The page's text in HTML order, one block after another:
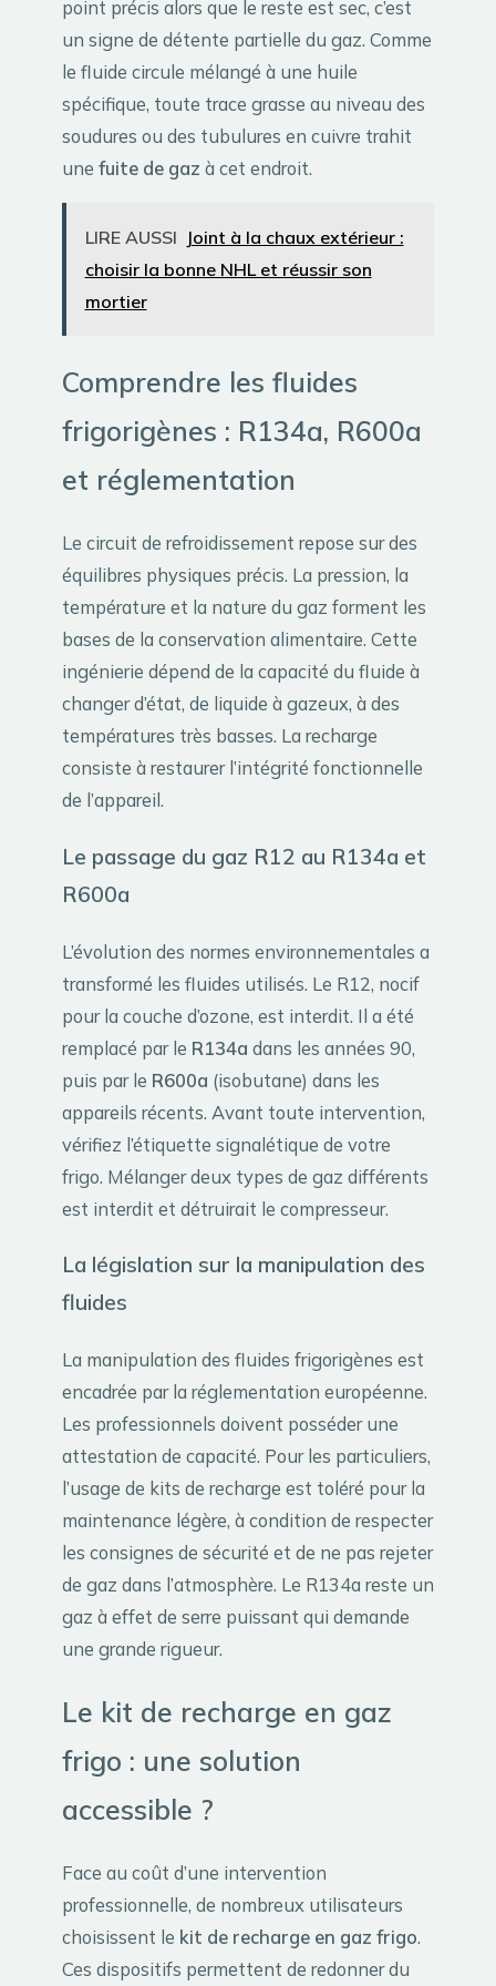
point précis alors que le reste est sec, c’est
un signe de détente partielle du gaz. Comme
le fluide circule mélangé à une huile
spécifique, toute trace grasse au niveau des
soudures ou des tubulures en cuivre trahit
une fuite de gaz à cet endroit.
LIRE AUSSI Joint à la chaux extérieur :
choisir la bonne NHL et réussir son
mortier
Comprendre les fluides
frigorigènes : R134a, R600a
et réglementation
Le circuit de refroidissement repose sur des
équilibres physiques précis. La pression, la
température et la nature du gaz forment les
bases de la conservation alimentaire. Cette
ingénierie dépend de la capacité du fluide à
changer d’état, de liquide à gazeux, à des
températures très basses. La recharge
consiste à restaurer l’intégrité fonctionnelle
de l’appareil.
Le passage du gaz R12 au R134a et
R600a
L’évolution des normes environnementales a
transformé les fluides utilisés. Le R12, nocif
pour la couche d’ozone, est interdit. Il a été
remplacé par le R134a dans les années 90,
puis par le R600a (isobutane) dans les
appareils récents. Avant toute intervention,
vérifiez l’étiquette signalétique de votre
frigo. Mélanger deux types de gaz différents
est interdit et détruirait le compresseur.
La législation sur la manipulation des
fluides
La manipulation des fluides frigorigènes est
encadrée par la réglementation européenne.
Les professionnels doivent posséder une
attestation de capacité. Pour les particuliers,
l’usage de kits de recharge est toléré pour la
maintenance légère, à condition de respecter
les consignes de sécurité et de ne pas rejeter
de gaz dans l’atmosphère. Le R134a reste un
gaz à effet de serre puissant qui demande
une grande rigueur.
Le kit de recharge en gaz
frigo : une solution
accessible ?
Face au coût d’une intervention
professionnelle, de nombreux utilisateurs
choisissent le kit de recharge en gaz frigo.
Ces dispositifs permettent de redonner du